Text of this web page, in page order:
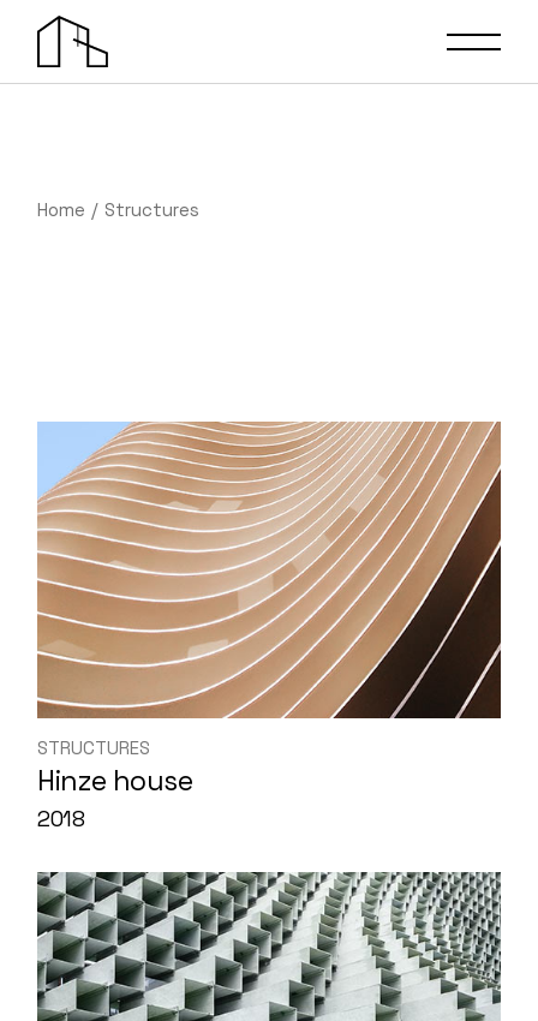
content
Home Structures
STRUCTURES
Hinze house
2018